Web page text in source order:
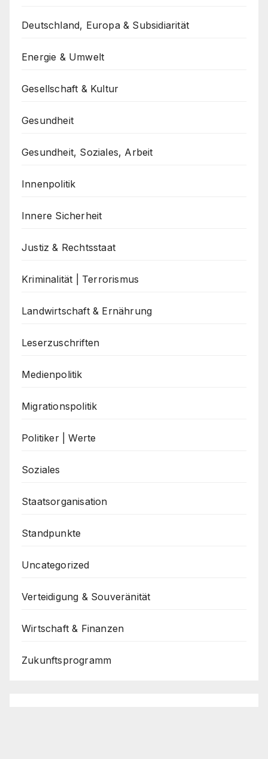
Deutschland, Europa & Subsidiarität
Energie & Umwelt
Gesellschaft & Kultur
Gesundheit
Gesundheit, Soziales, Arbeit
Innenpolitik
Innere Sicherheit
Justiz & Rechtsstaat
Kriminalität | Terrorismus
Landwirtschaft & Ernährung
Leserzuschriften
Medienpolitik
Migrationspolitik
Politiker | Werte
Soziales
Staatsorganisation
Standpunkte
Uncategorized
Verteidigung & Souveränität
Wirtschaft & Finanzen
Zukunftsprogramm